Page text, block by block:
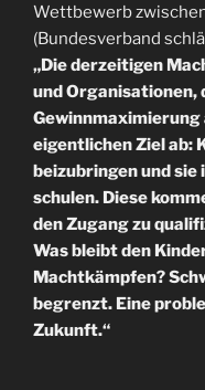
Wettbewerb
(Bundesverband
„Die derzeitigen
und Organisationen,
Gewinnmaximierung
eigentlichen Ziel ab:
beizubringen und sie
schulen. Diese
den Zugang zu
Was bleibt den
Machtkämpfen?
begrenzt. Eine
Zukunft.“